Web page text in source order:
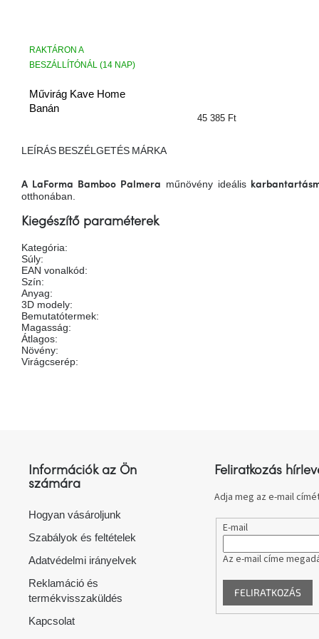
Művirág Kave Home
Banán
RAKTÁRON A
BESZÁLLÍTÓNÁL (14 NAP)
45 385 Ft
LEÍRÁS BESZÉLGETÉS MÁRKA
A LaForma Bamboo Palmera műnövény ideális
otthonában.
Kiegészítő paraméterek
Kategória:
Súly:
EAN vonalkód:
Szín:
Anyag:
3D modely:
Bemutatótermek:
Magasság:
Átlagos:
Növény:
Virágcserép:
Információk az Ön
számára
Hogyan vásároljunk
Szabályok és feltételek
Adatvédelmi irányelvek
Reklamáció és
termékvisszaküldés
Kapcsolat
Feliratkozás
Adja meg az e-mail
E-mail
Az e-mail címe
FELIRATKOZÁS